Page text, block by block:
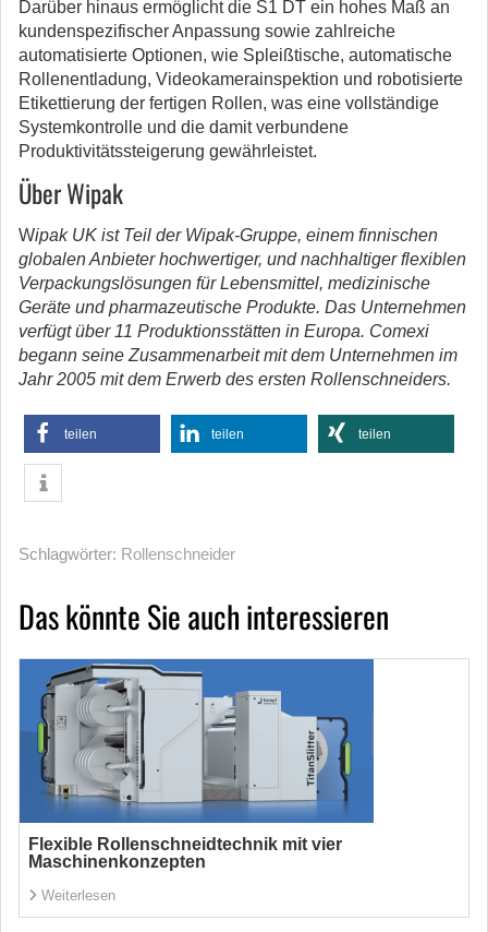
Darüber hinaus ermöglicht die S1 DT ein hohes Maß an
kundenspezifischer Anpassung sowie zahlreiche
automatisierte Optionen, wie Spleißtische, automatische
Rollenentladung, Videokamerainspektion und robotisierte
Etikettierung der fertigen Rollen, was eine vollständige
Systemkontrolle und die damit verbundene
Produktivitätssteigerung gewährleistet.
Über Wipak
Wipak UK ist Teil der Wipak-Gruppe, einem finnischen
globalen Anbieter hochwertiger, und nachhaltiger flexiblen
Verpackungslösungen für Lebensmittel, medizinische
Geräte und pharmazeutische Produkte. Das Unternehmen
verfügt über 11 Produktionsstätten in Europa. Comexi
begann seine Zusammenarbeit mit dem Unternehmen im
Jahr 2005 mit dem Erwerb des ersten Rollenschneiders.
teilen teilen teilen
Schlagwörter: Rollenschneider
Das könnte Sie auch interessieren
Flexible Rollenschneidtechnik mit vier
Maschinenkonzepten
Weiterlesen